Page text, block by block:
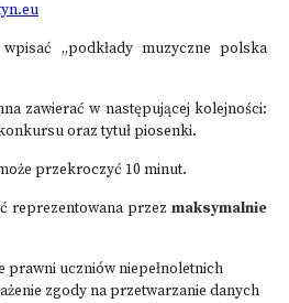
„podkłady muzyczne polska
zawierać w następującej kolejności:
oraz tytuł piosenki.
przekroczyć 10 minut.
reprezentowana przez maksymalnie
prawni uczniów niepełnoletnich
zgody na przetwarzanie danych